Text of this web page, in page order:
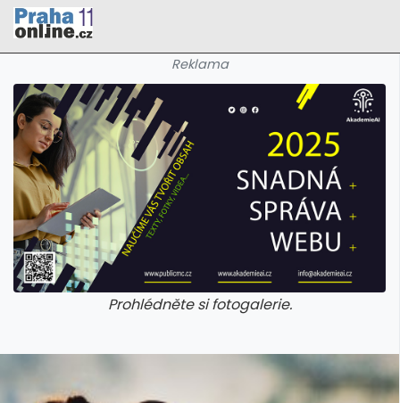
Reklama
Prohlédněte si fotogalerie.